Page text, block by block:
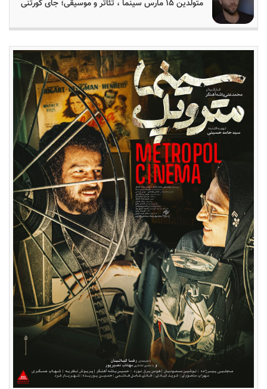
متولدین ۱۵ مارس سینما ، تئاتر و موسیقی؛ جای کورتنی